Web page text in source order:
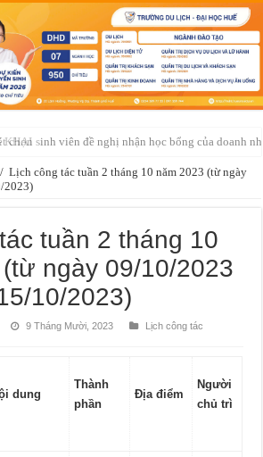
chọn sinh viên đề nghị nhận học bổng của doanh
/ Lịch công tác tuần 2 tháng 10 năm 2023 (từ ngày
2023)
tuần 2 tháng 10
ngày 09/10/2023
10/2023)
9 Tháng Mười, 2023
Lịch công tác
dung
Thành
phần
Địa điểm
Người
chủ trì